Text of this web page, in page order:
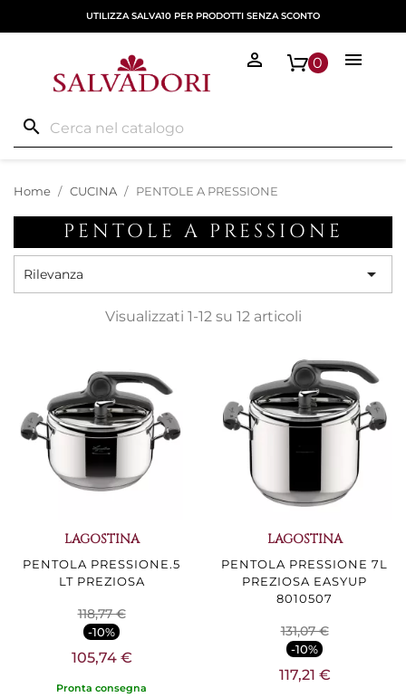
UTILIZZA SALVA10 PER PRODOTTI SENZA SCONTO
search

0

Home CUCINA PENTOLE A PRESSIONE
PENTOLE A PRESSIONE
Rilevanza 
Visualizzati 1-12 su 12 articoli
LAGOSTINA
PENTOLA PRESSIONE.5
LT PREZIOSA
118,77 €
-10%
105,74 €
Pronta consegna
LAGOSTINA
PENTOLA PRESSIONE 7L
PREZIOSA EASYUP
8010507
131,07 €
-10%
117,21 €